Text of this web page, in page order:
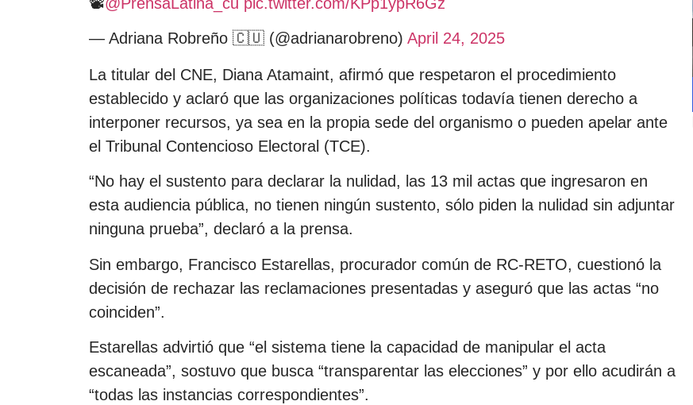
— Adriana Robreño 🇨🇺 (@adrianarobreno) April 24, 2025
La titular del CNE, Diana Atamaint, afirmó que respetaron el procedimiento
establecido y aclaró que las organizaciones políticas todavía tienen derecho a
interponer recursos, ya sea en la propia sede del organismo o pueden apelar ante
el Tribunal Contencioso Electoral (TCE).
“No hay el sustento para declarar la nulidad, las 13 mil actas que ingresaron en
esta audiencia pública, no tienen ningún sustento, sólo piden la nulidad sin adjuntar
ninguna prueba”, declaró a la prensa.
Sin embargo, Francisco Estarellas, procurador común de RC-RETO, cuestionó la
decisión de rechazar las reclamaciones presentadas y aseguró que las actas “no
coinciden”.
Estarellas advirtió que “el sistema tiene la capacidad de manipular el acta
escaneada”, sostuvo que busca “transparentar las elecciones” y por ello acudirán a
“todas las instancias correspondientes”.